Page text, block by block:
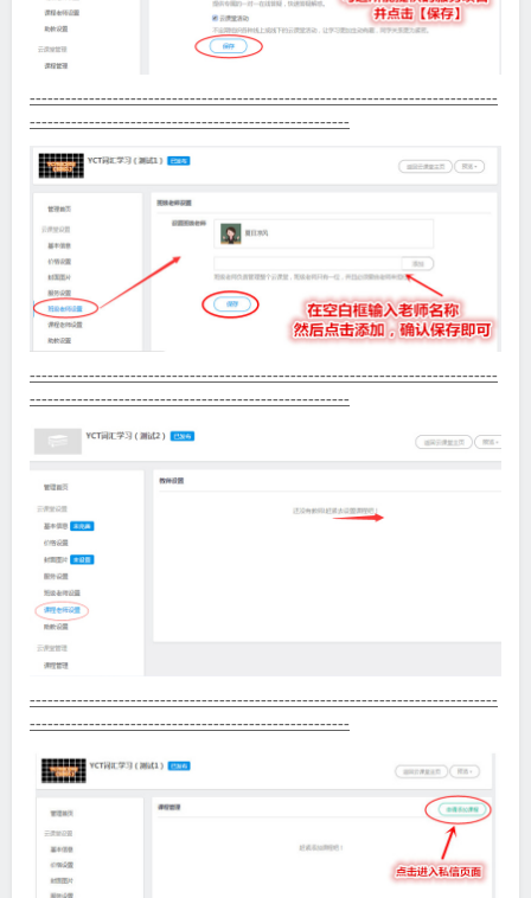
-------------------------------------------------------------------------------
------------------------------------------------------
-------------------------------------------------------------------------------
------------------------------------------------------
-------------------------------------------------------------------------------
------------------------------------------------------